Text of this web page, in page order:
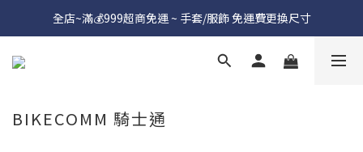
全店~滿💰999超商免運 ~ 手套/服飾 免運費更換尺寸
BIKECOMM 騎士通